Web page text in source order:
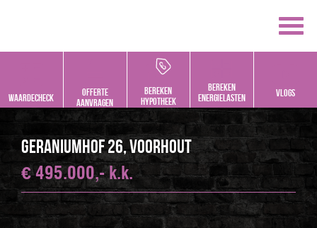
Geraniumhof 26, VOORHOUT
€ 495.000,- k.k.
Waardecheck
offerte
aanvragen
bereken
hypotheek
Bereken
energielasten
vlogs